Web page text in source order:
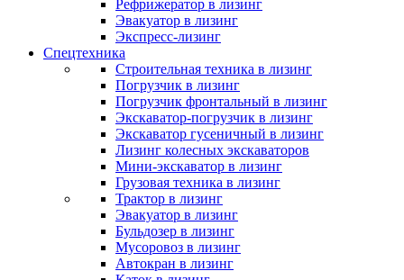
Рефрижератор в лизинг
Эвакуатор в лизинг
Экспресс-лизинг
Спецтехника
Строительная техника в лизинг
Погрузчик в лизинг
Погрузчик фронтальный в лизинг
Экскаватор-погрузчик в лизинг
Экскаватор гусеничный в лизинг
Лизинг колесных экскаваторов
Мини-экскаватор в лизинг
Грузовая техника в лизинг
Трактор в лизинг
Эвакуатор в лизинг
Бульдозер в лизинг
Мусоровоз в лизинг
Автокран в лизинг